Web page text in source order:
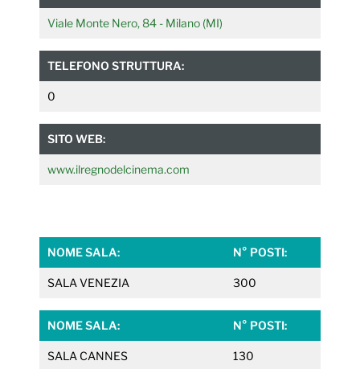
Viale Monte Nero, 84 - Milano (MI)
TELEFONO STRUTTURA:
0
SITO WEB:
www.ilregnodelcinema.com
NOME SALA: N° POSTI:
SALA VENEZIA 300
NOME SALA: N° POSTI:
SALA CANNES 130